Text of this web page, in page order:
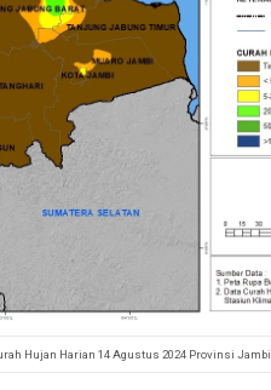
Hujan Harian 14 Agustus 2024 Provinsi Jambi